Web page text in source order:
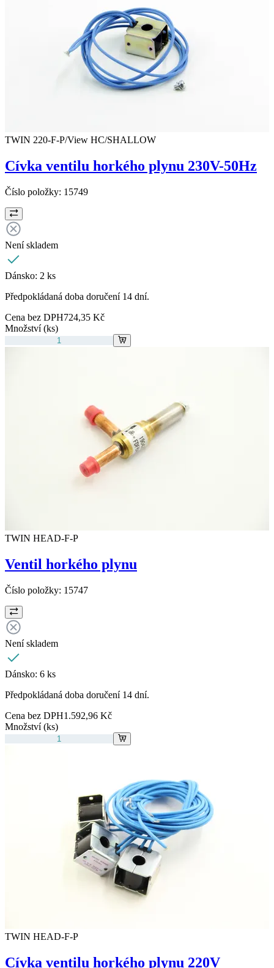
TWIN 220-F-P/View HC/SHALLOW
Cívka ventilu horkého plynu 230V-50Hz
Číslo položky: 15749
Není skladem
Dánsko: 2 ks
Předpokládaná doba doručení 14 dní.
Cena bez DPH724,35 Kč
Množství (ks)
TWIN HEAD-F-P
Ventil horkého plynu
Číslo položky: 15747
Není skladem
Dánsko: 6 ks
Předpokládaná doba doručení 14 dní.
Cena bez DPH1.592,96 Kč
Množství (ks)
TWIN HEAD-F-P
Cívka ventilu horkého plynu 220V